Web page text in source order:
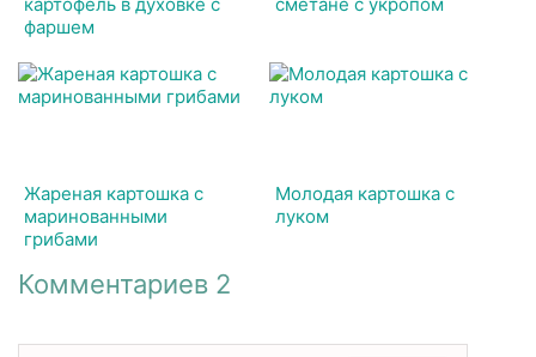
фаршем
Жареная картошка с
маринованными
грибами
Молодая картошка с
луком
Комментариев 2